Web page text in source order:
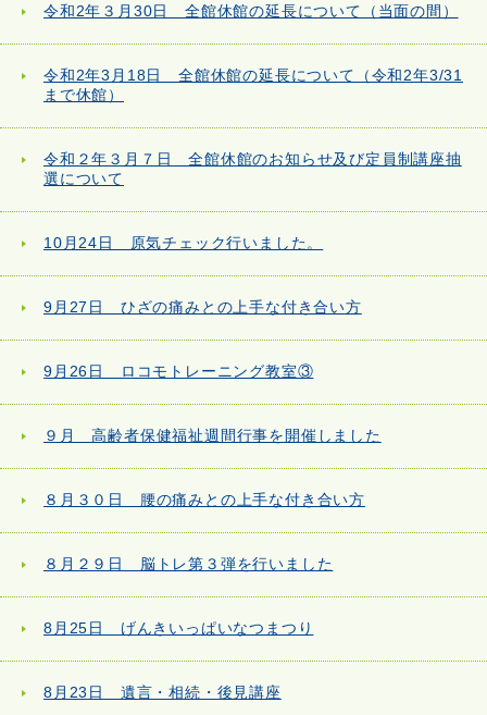
令和2年３月30日 全館休館の延長について（当面の間）
令和2年3月18日 全館休館の延長について（令和2年3/31
まで休館）
令和２年３月７日 全館休館のお知らせ及び定員制講座抽
選について
10月24日 原気チェック行いました。
9月27日 ひざの痛みとの上手な付き合い方
9月26日 ロコモトレーニング教室③
９月 高齢者保健福祉週間行事を開催しました
８月３０日 腰の痛みとの上手な付き合い方
８月２９日 脳トレ第３弾を行いました
8月25日 げんきいっぱいなつまつり
8月23日 遺言・相続・後見講座